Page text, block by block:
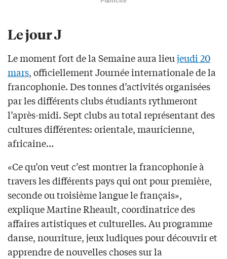
Le jour J
Le moment fort de la Semaine aura lieujeudi 20
mars, officiellement Journée internationale de la
francophonie. Des tonnes d’activités organisées
par les différents clubs étudiants rythmeront
l’après-midi. Sept clubs au total représentant des
cultures différentes: orientale, mauricienne,
africaine…
«Ce qu’on veut c’est montrer la francophonie à
travers les différents pays qui ont pour première,
seconde ou troisième langue le français»,
explique Martine Rheault, coordinatrice des
affaires artistiques et culturelles. Au programme
danse, nourriture, jeux ludiques pour découvrir et
apprendre de nouvelles choses sur la